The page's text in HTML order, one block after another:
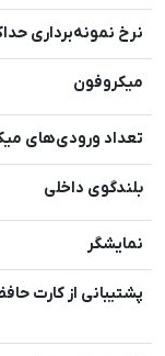
نرخ نمونه‌برداری
میکروفون
تعداد ورودی‌های
بلندگوی داخلی
نمایشگر
پشتیبانی از کارت